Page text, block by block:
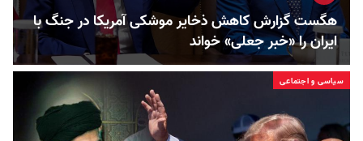
هگست گزارش کاهش ذخایر موشکی آمریکا در جنگ با
ایران را «خبر جعلی» خواند
سیاسی و اجتماعی